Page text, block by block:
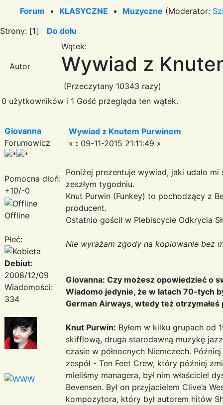
Forum • KLASYCZNE • Muzyczne (Moderator:
Strony: [1] Do dołu
Autor
Wątek:
Wywiad z
(Przeczytany 10343 razy)
0 użytkowników i 1 Gość przegląda ten wątek.
Giovanna
Forumowicz
Pomocna dłoń:
+10/-0
Offline
Płeć:
Debiut:
2008/12/09
Wiadomości:
334
Wywiad z Knutem Purwinem
« : 09-11-2015 21:11:49 »
Poniżej prezentuje wywiad, jaki udało
zeszłym tygodniu.
Knut Purwin (Funkey) to pochodzący z
producent.
Ostatnio gościł w Plebiscycie Odkrycia
Nie wyrażam zgody na kopiowanie bez
Giovanna: Czy możesz opowiedzieć o
Wiadomo jedynie, że w latach 70-tych
German Airways, wtedy też otrzymałeś
Knut Purwin: Byłem w kilku grupach od
skifflową, druga starodawną muzykę
czasie w północnych Niemczech.
zespół - Ten Feet Crew, który później
mieliśmy managera, był nim właściciel
Bevensen. Był on przyjacielem Clive’a
kompozytora, który był autorem hitów